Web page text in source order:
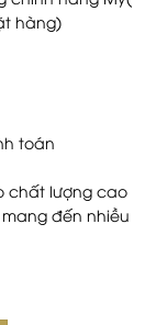
hàng)
toán
chất lượng cao
đến nhiều